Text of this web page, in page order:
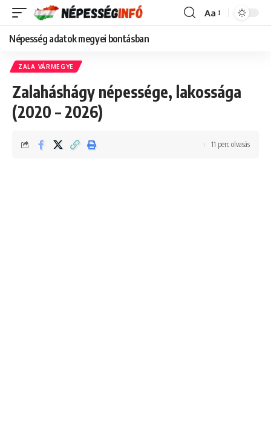
Font
Aa
Népesség adatok megyei bontásban
ZALA VÁRMEGYE
Zalaháshágy népessége, lakossága
(2020 – 2026)
11 perc olvasás